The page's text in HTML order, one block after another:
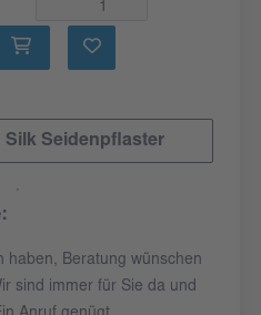
Silk Seidenpflaster
haben, Beratung wünschen
sind immer für Sie da und